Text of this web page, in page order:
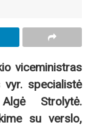
viceministras
specialistė
Strolytė.
su verslo,